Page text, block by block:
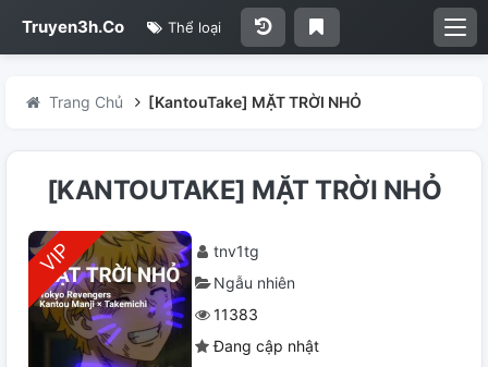
Truyen3h.Co Thể loại
Trang Chủ [KantouTake] MẶT TRỜI NHỎ
[KANTOUTAKE] MẶT TRỜI NHỎ
tnv1tg
Ngẫu nhiên
11383
Đang cập nhật